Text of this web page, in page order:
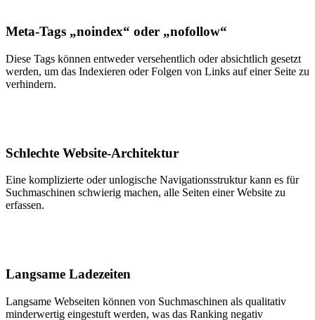
Meta-Tags „noindex“ oder „nofollow“
Diese Tags können entweder versehentlich oder absichtlich gesetzt
werden, um das Indexieren oder Folgen von Links auf einer Seite zu
verhindern.
Schlechte Website-Architektur
Eine komplizierte oder unlogische Navigationsstruktur kann es für
Suchmaschinen schwierig machen, alle Seiten einer Website zu
erfassen.
Langsame Ladezeiten
Langsame Webseiten können von Suchmaschinen als qualitativ
minderwertig eingestuft werden, was das Ranking negativ